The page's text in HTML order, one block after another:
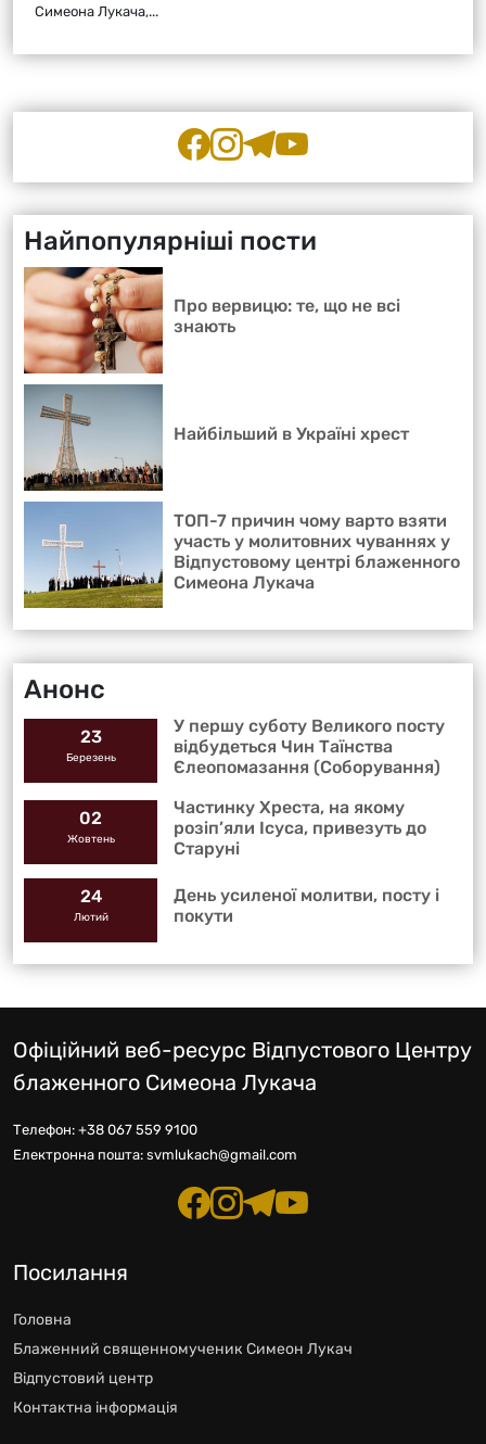
Симеона Лукача,...
Найпопулярніші пости
Про вервицю: те, що не всі
знають
Найбільший в Україні хрест
ТОП-7 причин чому варто взяти
участь у молитовних чуваннях у
Відпустовому центрі блаженного
Симеона Лукача
Анонс
23
Березень
У першу суботу Великого посту
відбудеться Чин Таїнства
Єлеопомазання (Соборування)
02
Жовтень
Частинку Хреста, на якому
розіп’яли Ісуса, привезуть до
Старуні
24
Лютий
День усиленої молитви, посту і
покути
Офіційний веб-ресурс Відпустового Центру
блаженного Симеона Лукача
Телефон: +38 067 559 9100
Електронна пошта: svmlukach@gmail.com
Посилання
Головна
Блаженний священномученик Симеон Лукач
Відпустовий центр
Контактна інформація